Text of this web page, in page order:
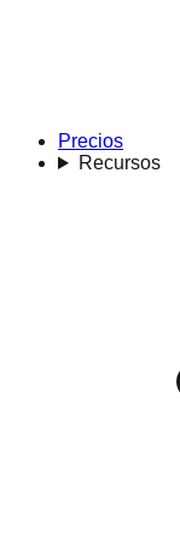
Precios
Recursos